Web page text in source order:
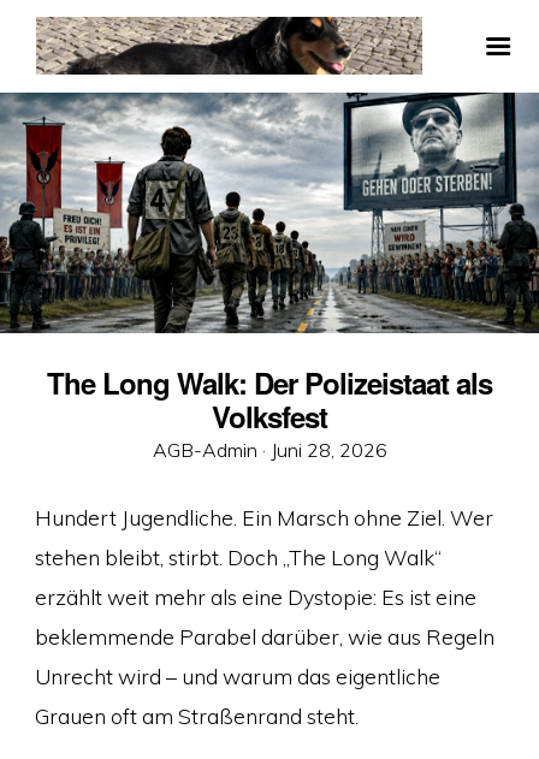
The Long Walk: Der Polizeistaat als
Volksfest
AGB-Admin · Veröffentlicht
Juni 28, 2026
Hundert Jugendliche. Ein Marsch ohne Ziel. Wer
stehen bleibt, stirbt. Doch „The Long Walk“
erzählt weit mehr als eine Dystopie: Es ist eine
beklemmende Parabel darüber, wie aus Regeln
Unrecht wird – und warum das eigentliche
Grauen oft am Straßenrand steht.